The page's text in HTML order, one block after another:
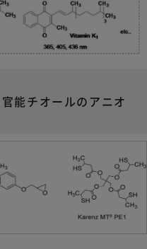
能チオールのアニオ